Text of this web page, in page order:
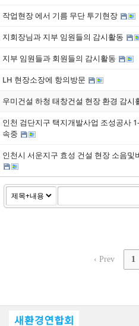
작업현장 에서 기름 무단 투기현장
지회장님과 지부 임원들의 감시활동
지부 임원들과 회원들의 감시활동
LH 현장소장에 항의방문
우미건설 하청 태창건설 현장 환경 감시
인천 검단지구 택지개발사업 조성공사
속중
인천시 서운지구 효성 건설 현장 소음및
‹ Prev 1